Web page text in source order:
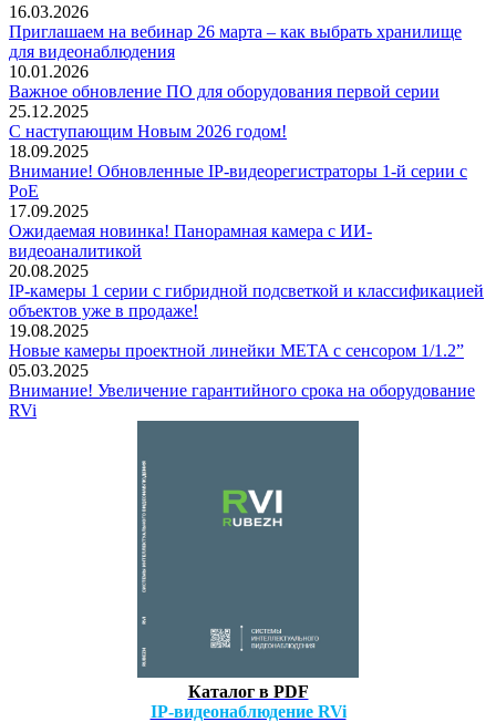
16.03.2026
Приглашаем на вебинар 26 марта – как выбрать хранилище
для видеонаблюдения
10.01.2026
Важное обновление ПО для оборудования первой серии
25.12.2025
С наступающим Новым 2026 годом!
18.09.2025
Внимание! Обновленные IP-видеорегистраторы 1-й серии с
PoE
17.09.2025
Ожидаемая новинка! Панорамная камера с ИИ-
видеоаналитикой
20.08.2025
IP-камеры 1 серии с гибридной подсветкой и классификацией
объектов уже в продаже!
19.08.2025
Новые камеры проектной линейки META с сенсором 1/1.2”
05.03.2025
Внимание! Увеличение гарантийного срока на оборудование
RVi
Каталог в PDF
IP-видеонаблюдение RVi